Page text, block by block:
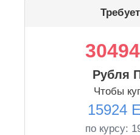
Рубля
Чтобы
15924
по курсу: